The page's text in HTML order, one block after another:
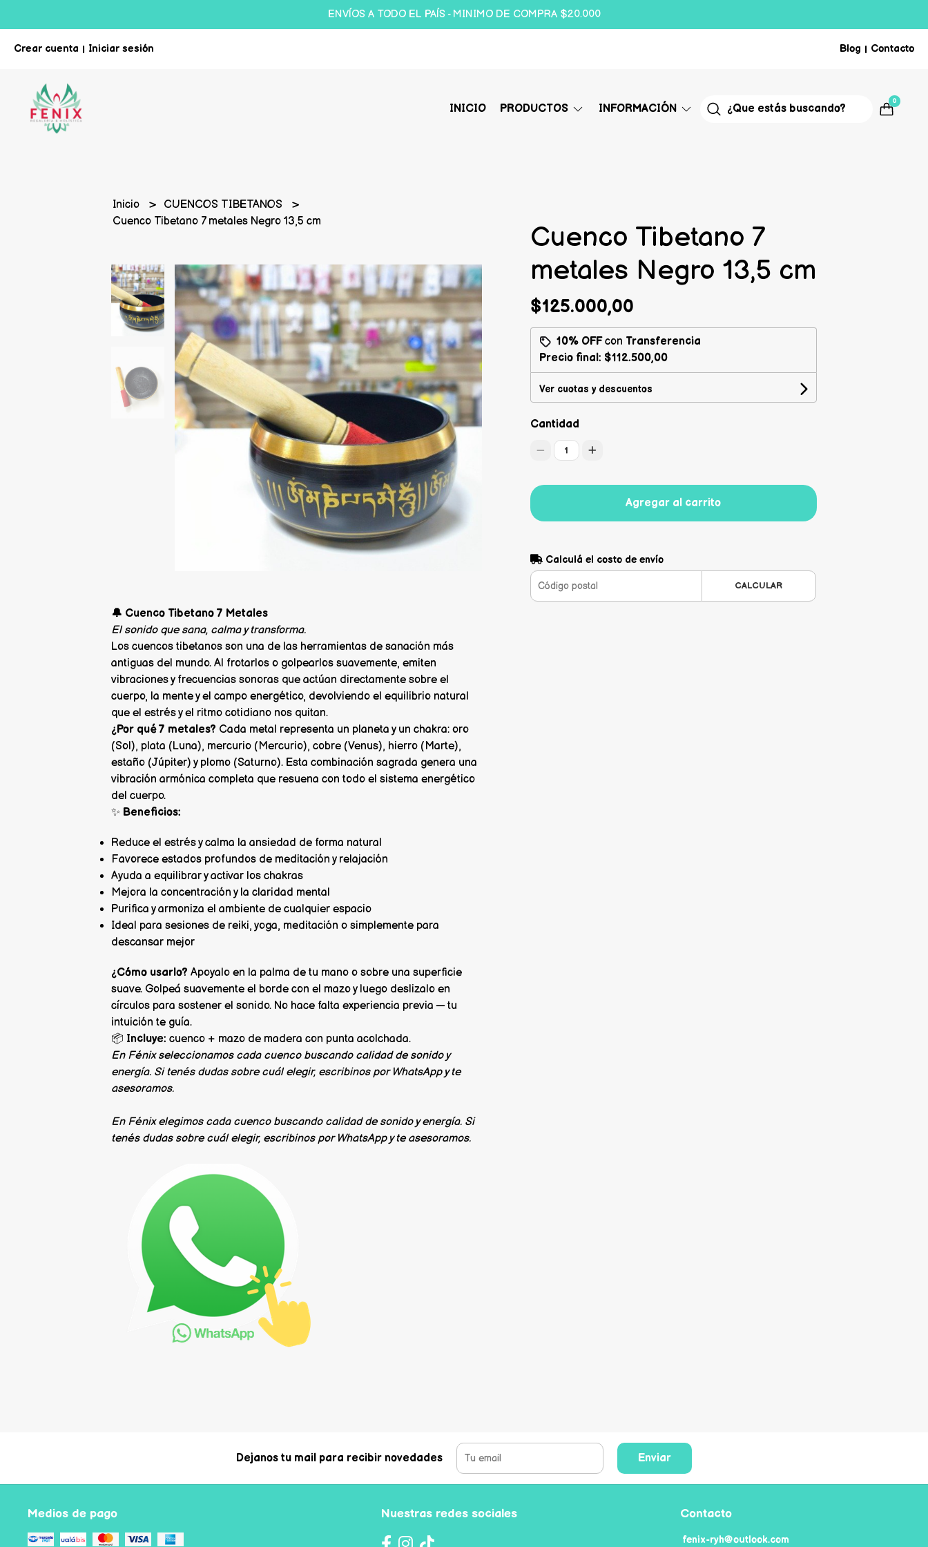
ENVÍOS A TODO EL PAÍS - MINIMO DE COMPRA $20.000
Crear cuenta | Iniciar sesión Blog | Contacto
INICIO PRODUCTOS INFORMACIÓN
0
Inicio
CUENCOS TIBETANOS
Cuenco Tibetano 7 metales Negro 13,5 cm
🔔 Cuenco Tibetano 7 Metales
El sonido que sana, calma y transforma.
Los cuencos tibetanos son una de las herramientas de sanación más
antiguas del mundo. Al frotarlos o golpearlos suavemente, emiten
vibraciones y frecuencias sonoras que actúan directamente sobre el
cuerpo, la mente y el campo energético, devolviendo el equilibrio natural
que el estrés y el ritmo cotidiano nos quitan.
¿Por qué 7 metales? Cada metal representa un planeta y un chakra: oro
(Sol), plata (Luna), mercurio (Mercurio), cobre (Venus), hierro (Marte),
estaño (Júpiter) y plomo (Saturno). Esta combinación sagrada genera una
vibración armónica completa que resuena con todo el sistema energético
del cuerpo.
✨ Beneficios:
Reduce el estrés y calma la ansiedad de forma natural
Favorece estados profundos de meditación y relajación
Ayuda a equilibrar y activar los chakras
Mejora la concentración y la claridad mental
Purifica y armoniza el ambiente de cualquier espacio
Ideal para sesiones de reiki, yoga, meditación o simplemente para
descansar mejor
¿Cómo usarlo? Apoyalo en la palma de tu mano o sobre una superficie
suave. Golpeá suavemente el borde con el mazo y luego deslizalo en
círculos para sostener el sonido. No hace falta experiencia previa — tu
intuición te guía.
📦 Incluye: cuenco + mazo de madera con punta acolchada.
En Fénix seleccionamos cada cuenco buscando calidad de sonido y
energía. Si tenés dudas sobre cuál elegir, escribinos por WhatsApp y te
asesoramos.
En Fénix elegimos cada cuenco buscando calidad de sonido y energía. Si
tenés dudas sobre cuál elegir, escribinos por WhatsApp y te asesoramos.
Cuenco Tibetano 7
metales Negro 13,5 cm
$125.000,00
10% OFFcon Transferencia
Precio final: $112.500,00
Ver cuotas y descuentos
Cantidad
1
Agregar al carrito
Calculá el costo de envío
CALCULAR
Dejanos tu mail para recibir novedades Enviar
Medios de pago Nuestras redes sociales Contacto
fenix-ryh@outlook.com